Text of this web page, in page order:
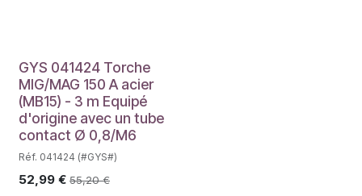
GYS 041424 Torche
MIG/MAG 150 A acier
(MB15) - 3 m Equipé
d'origine avec un tube
contact Ø 0,8/M6
Réf. 041424 (#GYS#)
52,99 € 55,20€